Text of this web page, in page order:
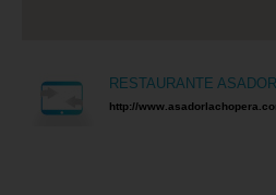
RESTAURANTE
http://